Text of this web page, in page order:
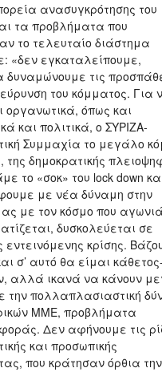
ανασυγκρότησης του
τα προβλήματα που
το τελευταίο διάστημα
«δεν εγκαταλείπουμε,
δυναμώνουμε τις
του κόμματος. Για
οργανωτικά, όπως και
και πολιτικά, ο ΣΥΡΙΖΑ-
Συμμαχία το μεγάλο
της δημοκρατικής
το «σοκ» του lock down
με νέα δύναμη στην
με τον κόσμο που
δυσκολεύεται σε
εντεινόμενης κρίσης.
σ’ αυτό θα είμαι
αλλά ικανά να κάνουν
την πολλαπλασιαστική
ΜΜΕ, προβλήματα
Δεν αφήνουμε τις
και προσωπικής
που κράτησαν όρθια την